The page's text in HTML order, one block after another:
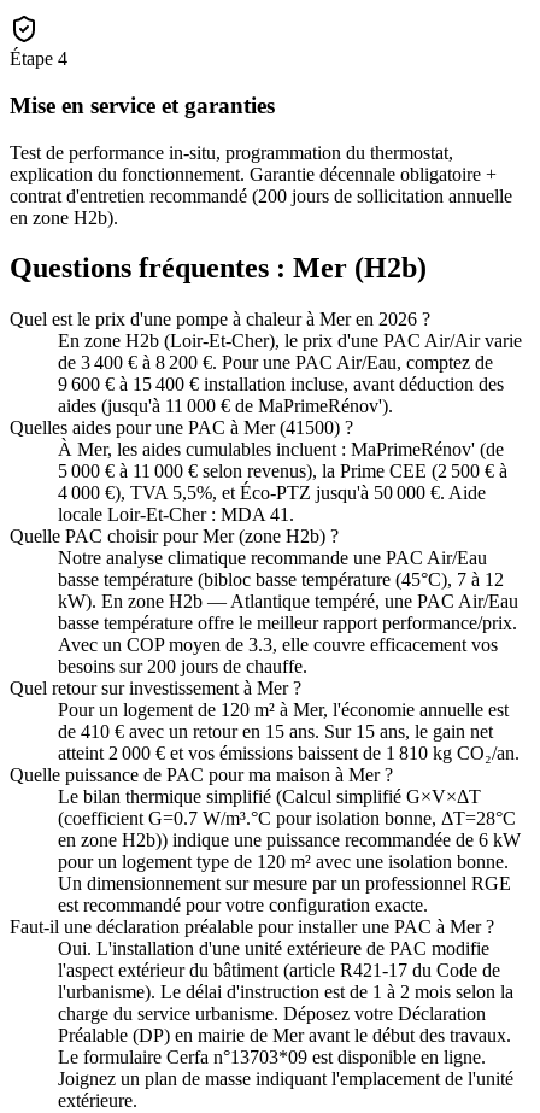
Étape 4
Mise en service et garanties
Test de performance in-situ, programmation du thermostat,
explication du fonctionnement. Garantie décennale obligatoire +
contrat d'entretien recommandé (200 jours de sollicitation annuelle
en zone H2b).
Questions fréquentes : Mer (H2b)
Quel est le prix d'une pompe à chaleur à Mer en 2026 ?
En zone H2b (Loir-Et-Cher), le prix d'une PAC Air/Air varie
de 3 400 € à 8 200 €. Pour une PAC Air/Eau, comptez de
9 600 € à 15 400 € installation incluse, avant déduction des
aides (jusqu'à 11 000 € de MaPrimeRénov').
Quelles aides pour une PAC à Mer (41500) ?
À Mer, les aides cumulables incluent : MaPrimeRénov' (de
5 000 € à 11 000 € selon revenus), la Prime CEE (2 500 € à
4 000 €), TVA 5,5%, et Éco-PTZ jusqu'à 50 000 €. Aide
locale Loir-Et-Cher : MDA 41.
Quelle PAC choisir pour Mer (zone H2b) ?
Notre analyse climatique recommande une PAC Air/Eau
basse température (bibloc basse température (45°C), 7 à 12
kW). En zone H2b — Atlantique tempéré, une PAC Air/Eau
basse température offre le meilleur rapport performance/prix.
Avec un COP moyen de 3.3, elle couvre efficacement vos
besoins sur 200 jours de chauffe.
Quel retour sur investissement à Mer ?
Pour un logement de 120 m² à Mer, l'économie annuelle est
de 410 € avec un retour en 15 ans. Sur 15 ans, le gain net
atteint 2 000 € et vos émissions baissent de 1 810 kg CO₂/an.
Quelle puissance de PAC pour ma maison à Mer ?
Le bilan thermique simplifié (Calcul simplifié G×V×ΔT
(coefficient G=0.7 W/m³.°C pour isolation bonne, ΔT=28°C
en zone H2b)) indique une puissance recommandée de 6 kW
pour un logement type de 120 m² avec une isolation bonne.
Un dimensionnement sur mesure par un professionnel RGE
est recommandé pour votre configuration exacte.
Faut-il une déclaration préalable pour installer une PAC à Mer ?
Oui. L'installation d'une unité extérieure de PAC modifie
l'aspect extérieur du bâtiment (article R421-17 du Code de
l'urbanisme). Le délai d'instruction est de 1 à 2 mois selon la
charge du service urbanisme. Déposez votre Déclaration
Préalable (DP) en mairie de Mer avant le début des travaux.
Le formulaire Cerfa n°13703*09 est disponible en ligne.
Joignez un plan de masse indiquant l'emplacement de l'unité
extérieure.